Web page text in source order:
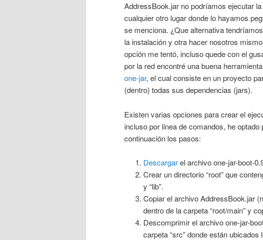
AddressBook.jar no podríamos ejecutar
cualquier otro lugar donde lo hayamos
se menciona. ¿Que alternativa
la instalación y otra hacer nosotros
opción me tentó, incluso quede con el
por la red encontré una buena
one-jar, el cual consiste en un proyecto
(dentro) todas sus dependencias (jars).
Existen varias opciones para crear el
incluso por linea de comandos, he
continuación los pasos:
Descargarel archivo one-jar-boot-
Crear un directorio “root” que
y “lib”.
Copiar el archivo AddressBook.jar
dentro de la carpeta “root/main” y
Descomprimir el archivo one-jar-
carpeta “src” donde están